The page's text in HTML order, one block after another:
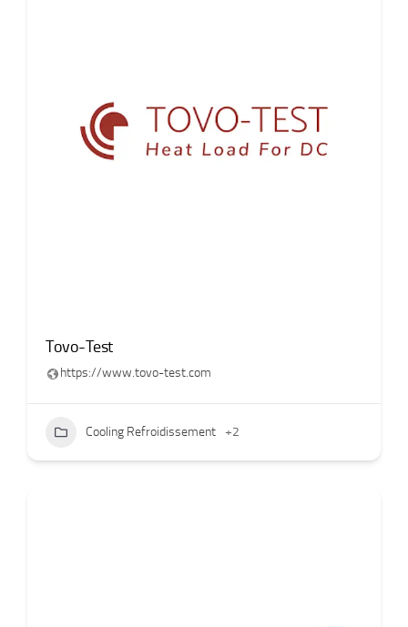
Tovo-Test
https://www.tovo-test.com
Cooling Refroidissement +2